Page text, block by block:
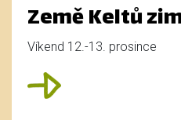
Země Keltů
Víkend 12.-13. prosince